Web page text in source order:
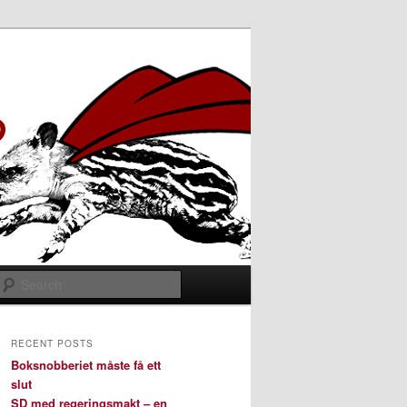
RECENT POSTS
Boksnobberiet måste få ett
slut
SD med regeringsmakt – en